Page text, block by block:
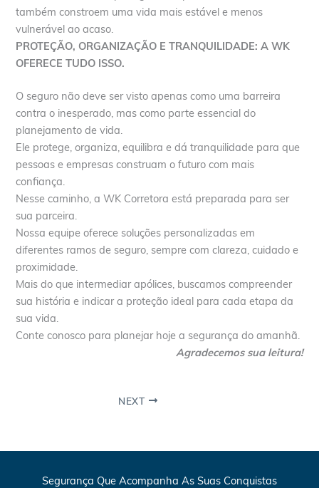
também constroem uma vida mais estável e menos
vulnerável ao acaso.
PROTEÇÃO, ORGANIZAÇÃO E TRANQUILIDADE: A WK
OFERECE TUDO ISSO.
O seguro não deve ser visto apenas como uma barreira
contra o inesperado, mas como parte essencial do
planejamento de vida.
Ele protege, organiza, equilibra e dá tranquilidade para que
pessoas e empresas construam o futuro com mais
confiança.
Nesse caminho, a WK Corretora está preparada para ser
sua parceira.
Nossa equipe oferece soluções personalizadas em
diferentes ramos de seguro, sempre com clareza, cuidado e
proximidade.
Mais do que intermediar apólices, buscamos compreender
sua história e indicar a proteção ideal para cada etapa da
sua vida.
Conte conosco para planejar hoje a segurança do amanhã.
Agradecemos sua leitura!
NEXT
Segurança Que Acompanha As Suas Conquistas